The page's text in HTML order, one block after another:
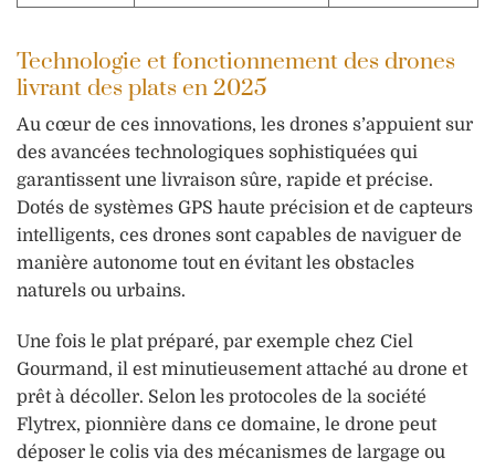
Technologie et fonctionnement des drones
livrant des plats en 2025
Au cœur de ces innovations, les drones s’appuient sur
des avancées technologiques sophistiquées qui
garantissent une livraison sûre, rapide et précise.
Dotés de systèmes GPS haute précision et de capteurs
intelligents, ces drones sont capables de naviguer de
manière autonome tout en évitant les obstacles
naturels ou urbains.
Une fois le plat préparé, par exemple chez Ciel
Gourmand, il est minutieusement attaché au drone et
prêt à décoller. Selon les protocoles de la société
Flytrex, pionnière dans ce domaine, le drone peut
déposer le colis via des mécanismes de largage ou